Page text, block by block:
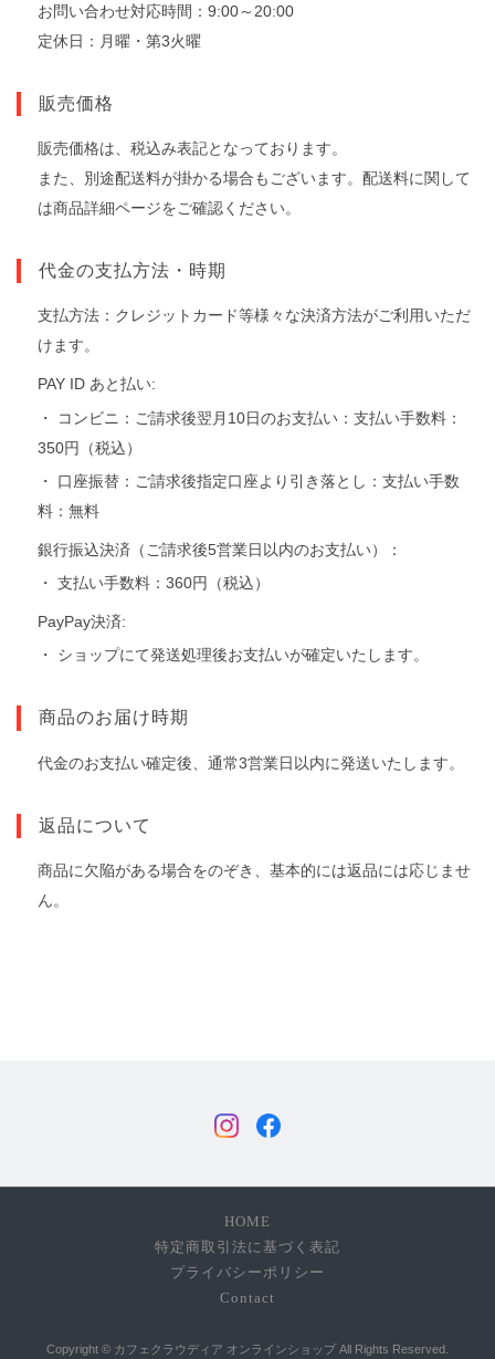
お問い合わせ対応時間：9:00～20:00
定休日：月曜・第3火曜
販売価格
販売価格は、税込み表記となっております。
また、別途配送料が掛かる場合もございます。配送料に関して
は商品詳細ページをご確認ください。
代金の支払方法・時期
支払方法：クレジットカード等様々な決済方法がご利用いただ
けます。
PAY ID あと払い:
・ コンビニ：ご請求後翌月10日のお支払い：支払い手数料：
350円（税込）
・ 口座振替：ご請求後指定口座より引き落とし：支払い手数
料：無料
銀行振込決済（ご請求後5営業日以内のお支払い）：
・ 支払い手数料：360円（税込）
PayPay決済:
・ ショップにて発送処理後お支払いが確定いたします。
商品のお届け時期
代金のお支払い確定後、通常3営業日以内に発送いたします。
返品について
商品に欠陥がある場合をのぞき、基本的には返品には応じませ
ん。
HOME
特定商取引法に基づく表記
プライバシーポリシー
Contact
Copyright © カフェクラウディア オンラインショップ All Rights Reserved.